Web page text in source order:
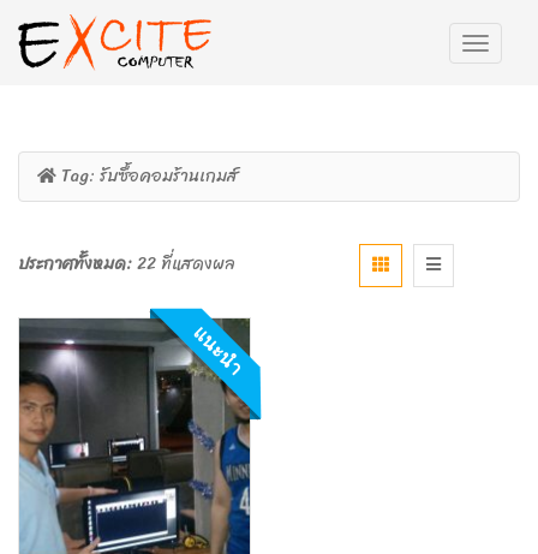
Tag: รับซื้อคอมร้านเกมส์
ประกาศทั้งหมด:22 ที่แสดงผล
แนะนำ